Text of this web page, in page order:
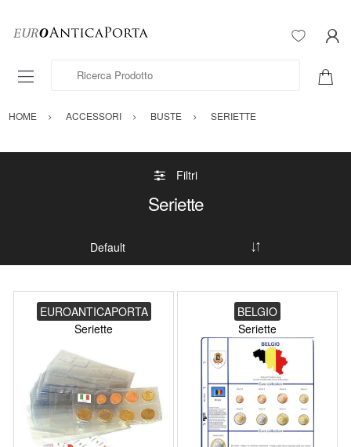
Ricerca Prodotto
HOME ACCESSORI BUSTE SERIETTE
Filtri
Seriette
EUROANTICAPORTA
Seriette
BELGIO
Seriette